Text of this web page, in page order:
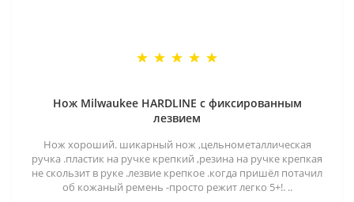
Нож Milwaukee HARDLINE с фиксированным
лезвием
Нож хороший. шикарный нож ,цельнометаллическая
ручка .пластик на ручке крепкий ,резина на ручке крепкая
не скользит в руке .лезвие крепкое .когда пришёл потачил
об кожаный ремень -просто режит легко 5+!. ..